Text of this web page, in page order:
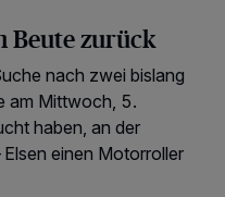
Beute zurück
nach zwei bislang
am Mittwoch, 5.
haben, an der
einen Motorroller